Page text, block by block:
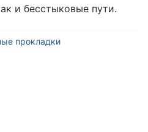
и бесстыковые пути.
прокладки